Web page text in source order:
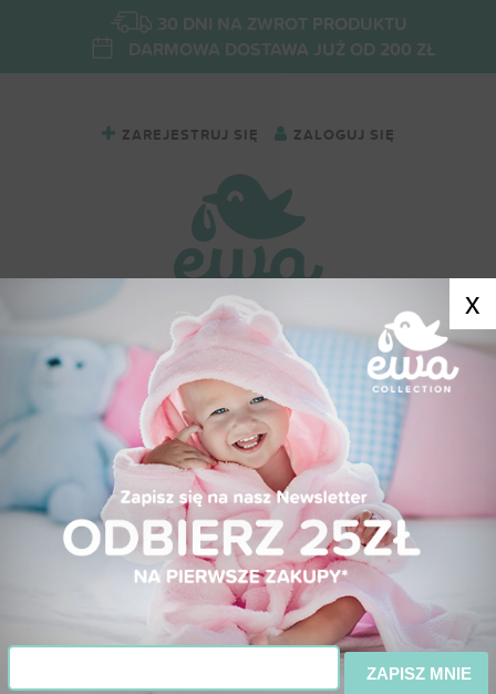
30 DNI NA ZWROT PRODUKTU
DARMOWA DOSTAWA JUŻ OD 200 ZŁ
ZAREJESTRUJ SIĘ ZALOGUJ SIĘ
Dresy
x
ZAPISZ MNIE